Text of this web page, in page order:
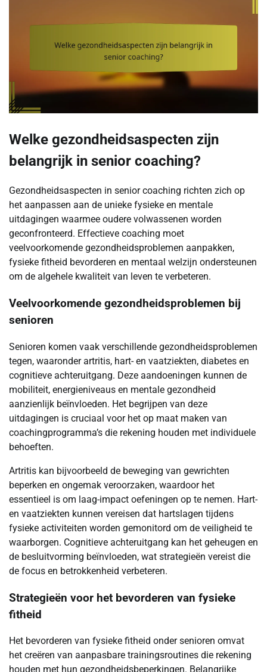
Welke gezondheidsaspecten zijn
belangrijk in senior coaching?
Gezondheidsaspecten in senior coaching richten zich op
het aanpassen aan de unieke fysieke en mentale
uitdagingen waarmee oudere volwassenen worden
geconfronteerd. Effectieve coaching moet
veelvoorkomende gezondheidsproblemen aanpakken,
fysieke fitheid bevorderen en mentaal welzijn ondersteunen
om de algehele kwaliteit van leven te verbeteren.
Veelvoorkomende gezondheidsproblemen bij
senioren
Senioren komen vaak verschillende gezondheidsproblemen
tegen, waaronder artritis, hart- en vaatziekten, diabetes en
cognitieve achteruitgang. Deze aandoeningen kunnen de
mobiliteit, energieniveaus en mentale gezondheid
aanzienlijk beïnvloeden. Het begrijpen van deze
uitdagingen is cruciaal voor het op maat maken van
coachingprogramma’s die rekening houden met individuele
behoeften.
Artritis kan bijvoorbeeld de beweging van gewrichten
beperken en ongemak veroorzaken, waardoor het
essentieel is om laag-impact oefeningen op te nemen. Hart-
en vaatziekten kunnen vereisen dat hartslagen tijdens
fysieke activiteiten worden gemonitord om de veiligheid te
waarborgen. Cognitieve achteruitgang kan het geheugen en
de besluitvorming beïnvloeden, wat strategieën vereist die
de focus en betrokkenheid verbeteren.
Strategieën voor het bevorderen van fysieke
fitheid
Het bevorderen van fysieke fitheid onder senioren omvat
het creëren van aanpasbare trainingsroutines die rekening
houden met hun gezondheidsbeperkingen. Belangrijke